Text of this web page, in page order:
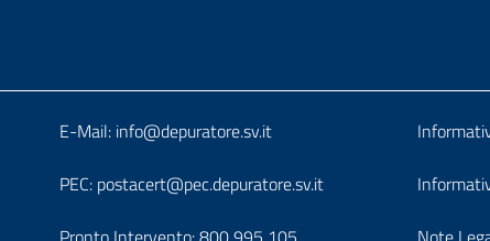
Block
it-
E-Mail: info@depuratore.sv.it
PEC: postacert@pec.depuratore.sv.it
it-